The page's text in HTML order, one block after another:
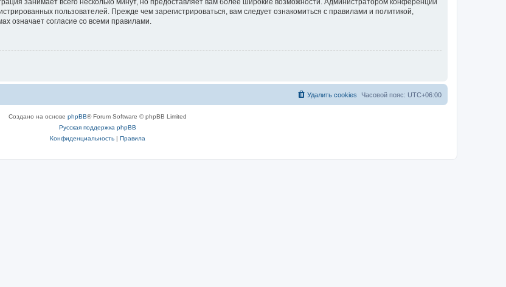
занимает всего несколько минут, но предоставляет вам более широкие возможности. Администратором конференции
пользователей. Прежде чем зарегистрироваться, вам следует ознакомиться с правилами и политикой,
означает согласие со всеми правилами.
Часовой пояс: UTC+06:00
Удалить cookies
Создано на основе phpBB® Forum Software © phpBB Limited
Русская поддержка phpBB
Конфиденциальность| Правила